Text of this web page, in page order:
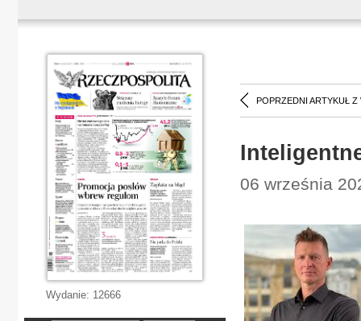
POPRZEDNI ARTYKUŁ Z
06 września
Wydanie: 12666